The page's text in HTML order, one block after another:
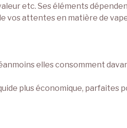
etc. Ses éléments
vos attentes en matière de
elles consomment
plus économique, parfaites